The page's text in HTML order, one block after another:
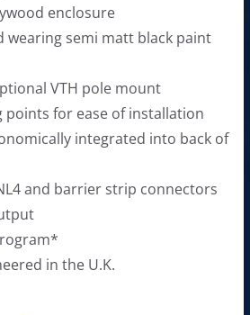
enclosure
wearing semi matt black paint
VTH pole mount
points for ease of installation
integrated into back of
and barrier strip connectors
in the U.K.